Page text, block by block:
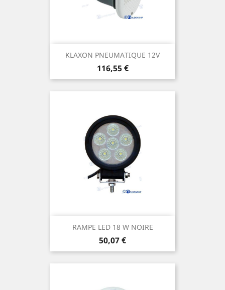
KLAXON PNEUMATIQUE 12V
Prix
116,55 €
RAMPE LED 18 W NOIRE
Prix
50,07 €